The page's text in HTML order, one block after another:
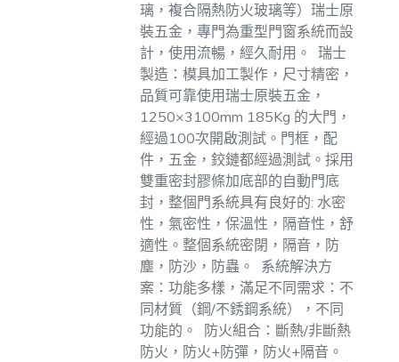
璃，複合隔熱防火玻璃等）瑞士原
裝五金，專門為重型門窗系統而設
計，使用流暢，經久耐用。
瑞士
製造：模具加工製作，尺寸精密，
品質可靠使用瑞士原裝五金，
1250×3100mm 185Kg 的大門，
經過100次開啟測試。門框，配
件，五金，鉸鏈都經過測試。採用
雙重密封膠條加底部的自動門底
封，整個門系統具有良好的: 水密
性，氣密性，保溫性，隔音性，舒
適性。整個系統密閉，隔音，防
塵，防沙，防蟲。
系統解決方
案：功能多樣，滿足不同需求：不
同材質（鋼/不銹鋼系統），不同
功能的。
防火組合：斷熱/非斷熱
防火，防火+防彈，防火+隔音。